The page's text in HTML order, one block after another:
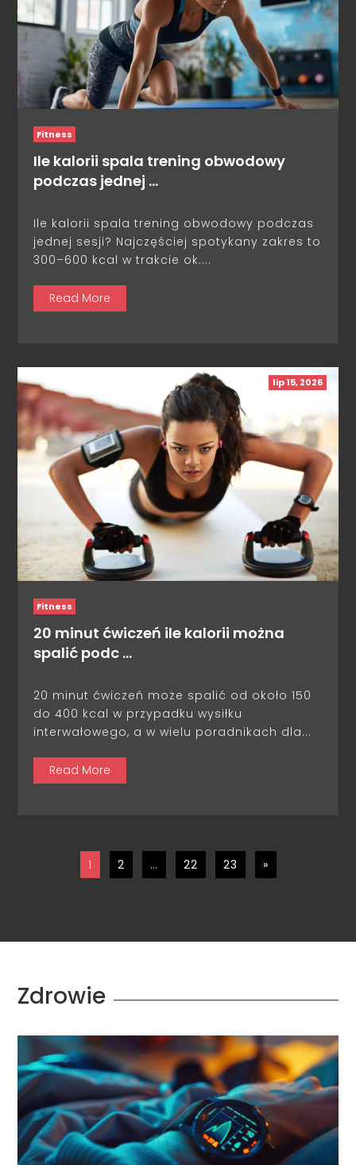
Fitness
Ile kalorii spala trening obwodowy
podczas jednej …
Ile kalorii spala trening obwodowy podczas
jednej sesji? Najczęściej spotykany zakres to
300–600 kcal w trakcie ok....
Read More
lip 15, 2026
Fitness
20 minut ćwiczeń ile kalorii można
spalić podc …
20 minut ćwiczeń może spalić od około 150
do 400 kcal w przypadku wysiłku
interwałowego, a w wielu poradnikach dla...
Read More
1 2 … 22 23 »
Zdrowie